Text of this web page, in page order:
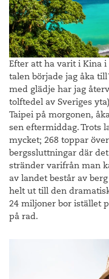
Efter att ha varit i Kina
talen började jag åka
med glädje har jag
tolftedel av Sveriges
Taipei på morgonen,
sen eftermiddag. Trots
mycket; 268 toppar
bergssluttningar där
stränder varifrån man
av landet består av
helt ut till den
24 miljoner bor istället
på rad.